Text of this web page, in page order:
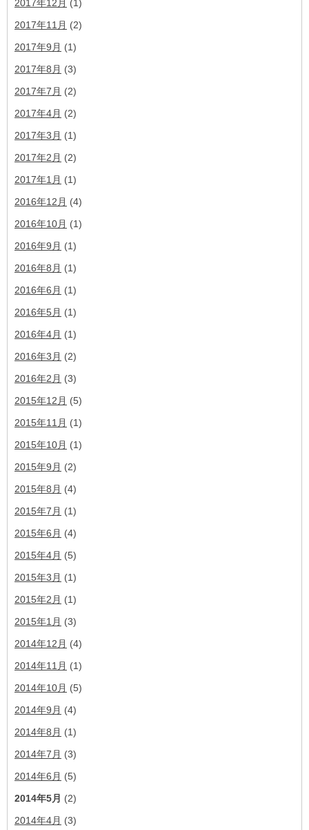
2017年12月 (1)
2017年11月 (2)
2017年9月 (1)
2017年8月 (3)
2017年7月 (2)
2017年4月 (2)
2017年3月 (1)
2017年2月 (2)
2017年1月 (1)
2016年12月 (4)
2016年10月 (1)
2016年9月 (1)
2016年8月 (1)
2016年6月 (1)
2016年5月 (1)
2016年4月 (1)
2016年3月 (2)
2016年2月 (3)
2015年12月 (5)
2015年11月 (1)
2015年10月 (1)
2015年9月 (2)
2015年8月 (4)
2015年7月 (1)
2015年6月 (4)
2015年4月 (5)
2015年3月 (1)
2015年2月 (1)
2015年1月 (3)
2014年12月 (4)
2014年11月 (1)
2014年10月 (5)
2014年9月 (4)
2014年8月 (1)
2014年7月 (3)
2014年6月 (5)
2014年5月 (2)
2014年4月 (3)